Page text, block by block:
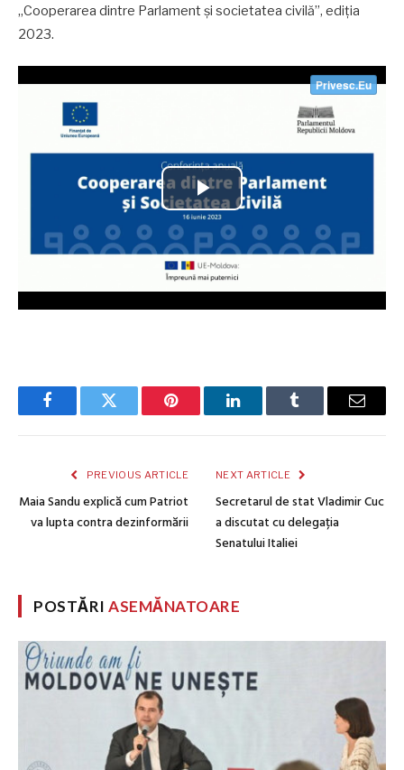
„Cooperarea dintre Parlament și societatea civilă”, ediția
2023.
FacebookTwitter Pinterest LinkedInTumblr Email
PREVIOUS ARTICLE
Maia Sandu explică cum Patriot
va lupta contra dezinformării
NEXT ARTICLE
Secretarul de stat Vladimir Cuc
a discutat cu delegația
Senatului Italiei
POSTĂRIASEMĂNATOARE